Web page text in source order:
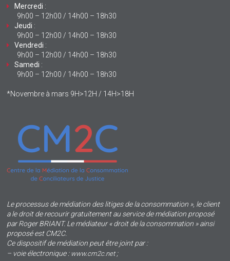
Mercredi :
9h00 – 12h00 / 14h00 – 18h30
Jeudi :
9h00 – 12h00 / 14h00 – 18h30
Vendredi :
9h00 – 12h00 / 14h00 – 18h30
Samedi :
9h00 – 12h00 / 14h00 – 18h30
*Novembre à mars 9H>12H / 14H>18H
Le processus de médiation des litiges de la consommation », le client
a le droit de recourir gratuitement au service de médiation proposé
par Roger BRIANT. Le médiateur « droit de la consommation » ainsi
proposé est CM2C.
Ce dispositif de médiation peut être joint par :
– voie électronique : www.cm2c.net;